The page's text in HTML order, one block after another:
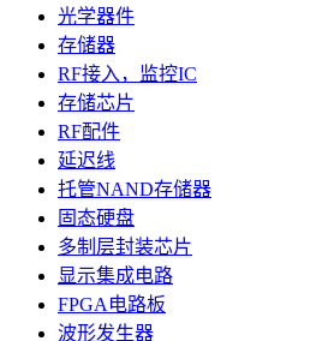
光学器件
存储器
RF接入，监控IC
存储芯片
RF配件
延迟线
托管NAND存储器
固态硬盘
多制层封装芯片
显示集成电路
FPGA电路板
波形发生器